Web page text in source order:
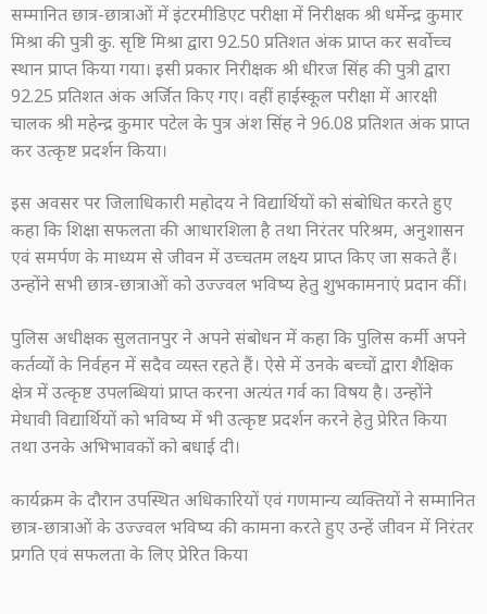
सम्मानित छात्र-छात्राओं में इंटरमीडिएट परीक्षा में निरीक्षक श्री धर्मेन्द्र कुमार
मिश्रा की पुत्री कु. सृष्टि मिश्रा द्वारा 92.50 प्रतिशत अंक प्राप्त कर सर्वोच्च
स्थान प्राप्त किया गया। इसी प्रकार निरीक्षक श्री धीरज सिंह की पुत्री द्वारा
92.25 प्रतिशत अंक अर्जित किए गए। वहीं हाईस्कूल परीक्षा में आरक्षी
चालक श्री महेन्द्र कुमार पटेल के पुत्र अंश सिंह ने 96.08 प्रतिशत अंक प्राप्त
कर उत्कृष्ट प्रदर्शन किया।
इस अवसर पर जिलाधिकारी महोदय ने विद्यार्थियों को संबोधित करते हुए
कहा कि शिक्षा सफलता की आधारशिला है तथा निरंतर परिश्रम, अनुशासन
एवं समर्पण के माध्यम से जीवन में उच्चतम लक्ष्य प्राप्त किए जा सकते हैं।
उन्होंने सभी छात्र-छात्राओं को उज्ज्वल भविष्य हेतु शुभकामनाएं प्रदान कीं।
पुलिस अधीक्षक सुलतानपुर ने अपने संबोधन में कहा कि पुलिस कर्मी अपने
कर्तव्यों के निर्वहन में सदैव व्यस्त रहते हैं। ऐसे में उनके बच्चों द्वारा शैक्षिक
क्षेत्र में उत्कृष्ट उपलब्धियां प्राप्त करना अत्यंत गर्व का विषय है। उन्होंने
मेधावी विद्यार्थियों को भविष्य में भी उत्कृष्ट प्रदर्शन करने हेतु प्रेरित किया
तथा उनके अभिभावकों को बधाई दी।
कार्यक्रम के दौरान उपस्थित अधिकारियों एवं गणमान्य व्यक्तियों ने सम्मानित
छात्र-छात्राओं के उज्ज्वल भविष्य की कामना करते हुए उन्हें जीवन में निरंतर
प्रगति एवं सफलता के लिए प्रेरित किया